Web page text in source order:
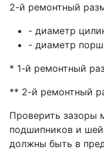
2-й ремонтный
- диаметр
- диаметр
* 1-й ремонтный
** 2-й ремонтный
Проверить зазоры
подшипников и
должны быть в